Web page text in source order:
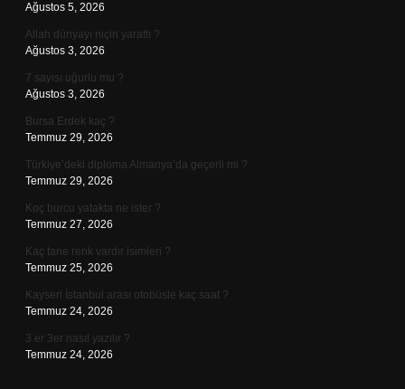
Ağustos 5, 2026
Allah dünyayı niçin yarattı ?
Ağustos 3, 2026
7 sayısı uğurlu mu ?
Ağustos 3, 2026
Bursa Erdek kaç ?
Temmuz 29, 2026
Türkiye’deki diploma Almanya’da geçerli mi ?
Temmuz 29, 2026
Koç burcu yatakta ne ister ?
Temmuz 27, 2026
Kaç tane renk vardır isimleri ?
Temmuz 25, 2026
Kayseri İstanbul arası otobüsle kaç saat ?
Temmuz 24, 2026
3 er 3er nasıl yazılır ?
Temmuz 24, 2026